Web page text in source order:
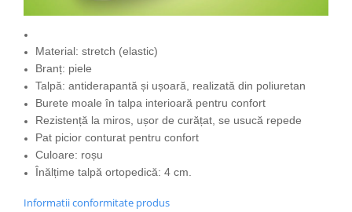
Material: stretch (elastic)
Branț: piele
Talpă: antiderapantă și ușoară, realizată din poliuretan
Burete moale în talpa interioară pentru confort
Rezistență la miros, ușor de curățat, se usucă repede
Pat picior conturat pentru confort
Culoare: roșu
Înălțime talpă ortopedică: 4 cm.
Informatii conformitate produs